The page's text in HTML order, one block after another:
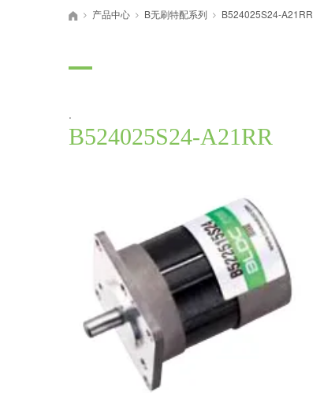
首页
> 产品中心 > B无刷特配系列 > B524025S24-A21RR
.
B524025S24-A21RR